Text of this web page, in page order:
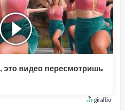
это видео пересмотришь